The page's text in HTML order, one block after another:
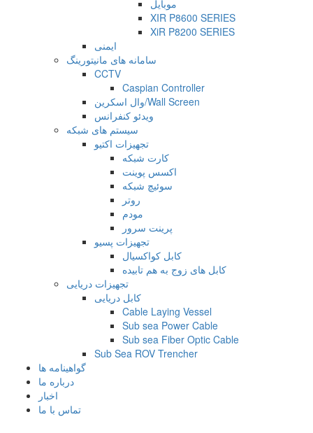
موبایل
XIR P8600 SERIES
XiR P8200 SERIES
ایمنی
سامانه های مانیتورینگ
CCTV
Caspian Controller
وال اسکرین/Wall Screen
ویدئو کنفرانس
سیستم های شبکه
تجهیزات اکتیو
کارت شبکه
اکسس پوینت
سوئیچ شبکه
روتر
مودم
پرینت سرور
تجهیزات پسیو
کابل کواکسیال
کابل های زوج به هم تابیده
تجهیزات دریایی
کابل دریایی
Cable Laying Vessel
Sub sea Power Cable
Sub sea Fiber Optic Cable
Sub Sea ROV Trencher
گواهینامه ها
درباره ما
اخبار
تماس با ما